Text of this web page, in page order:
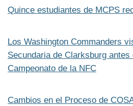
Quince estudiantes de MCPS
Los Washington Commanders
Secundaria de Clarksburg antes
Campeonato de la NFC
Cambios en el Proceso de